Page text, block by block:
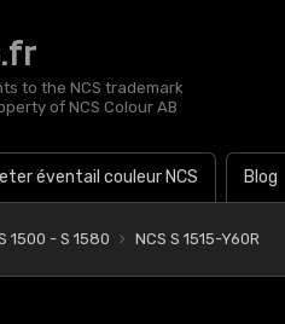
.fr
to the NCS trademark
of NCS Colour AB
éventail couleur NCS Blog
1500 - S 1580 NCS S 1515-Y60R